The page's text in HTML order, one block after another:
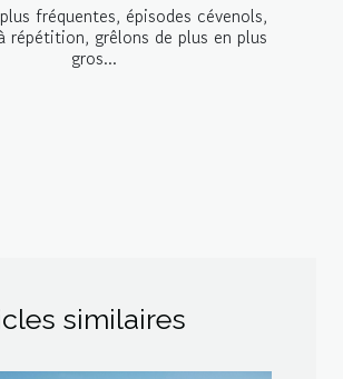
fréquentes, épisodes cévenols,
répétition, grêlons de plus en plus
gros...
similaires